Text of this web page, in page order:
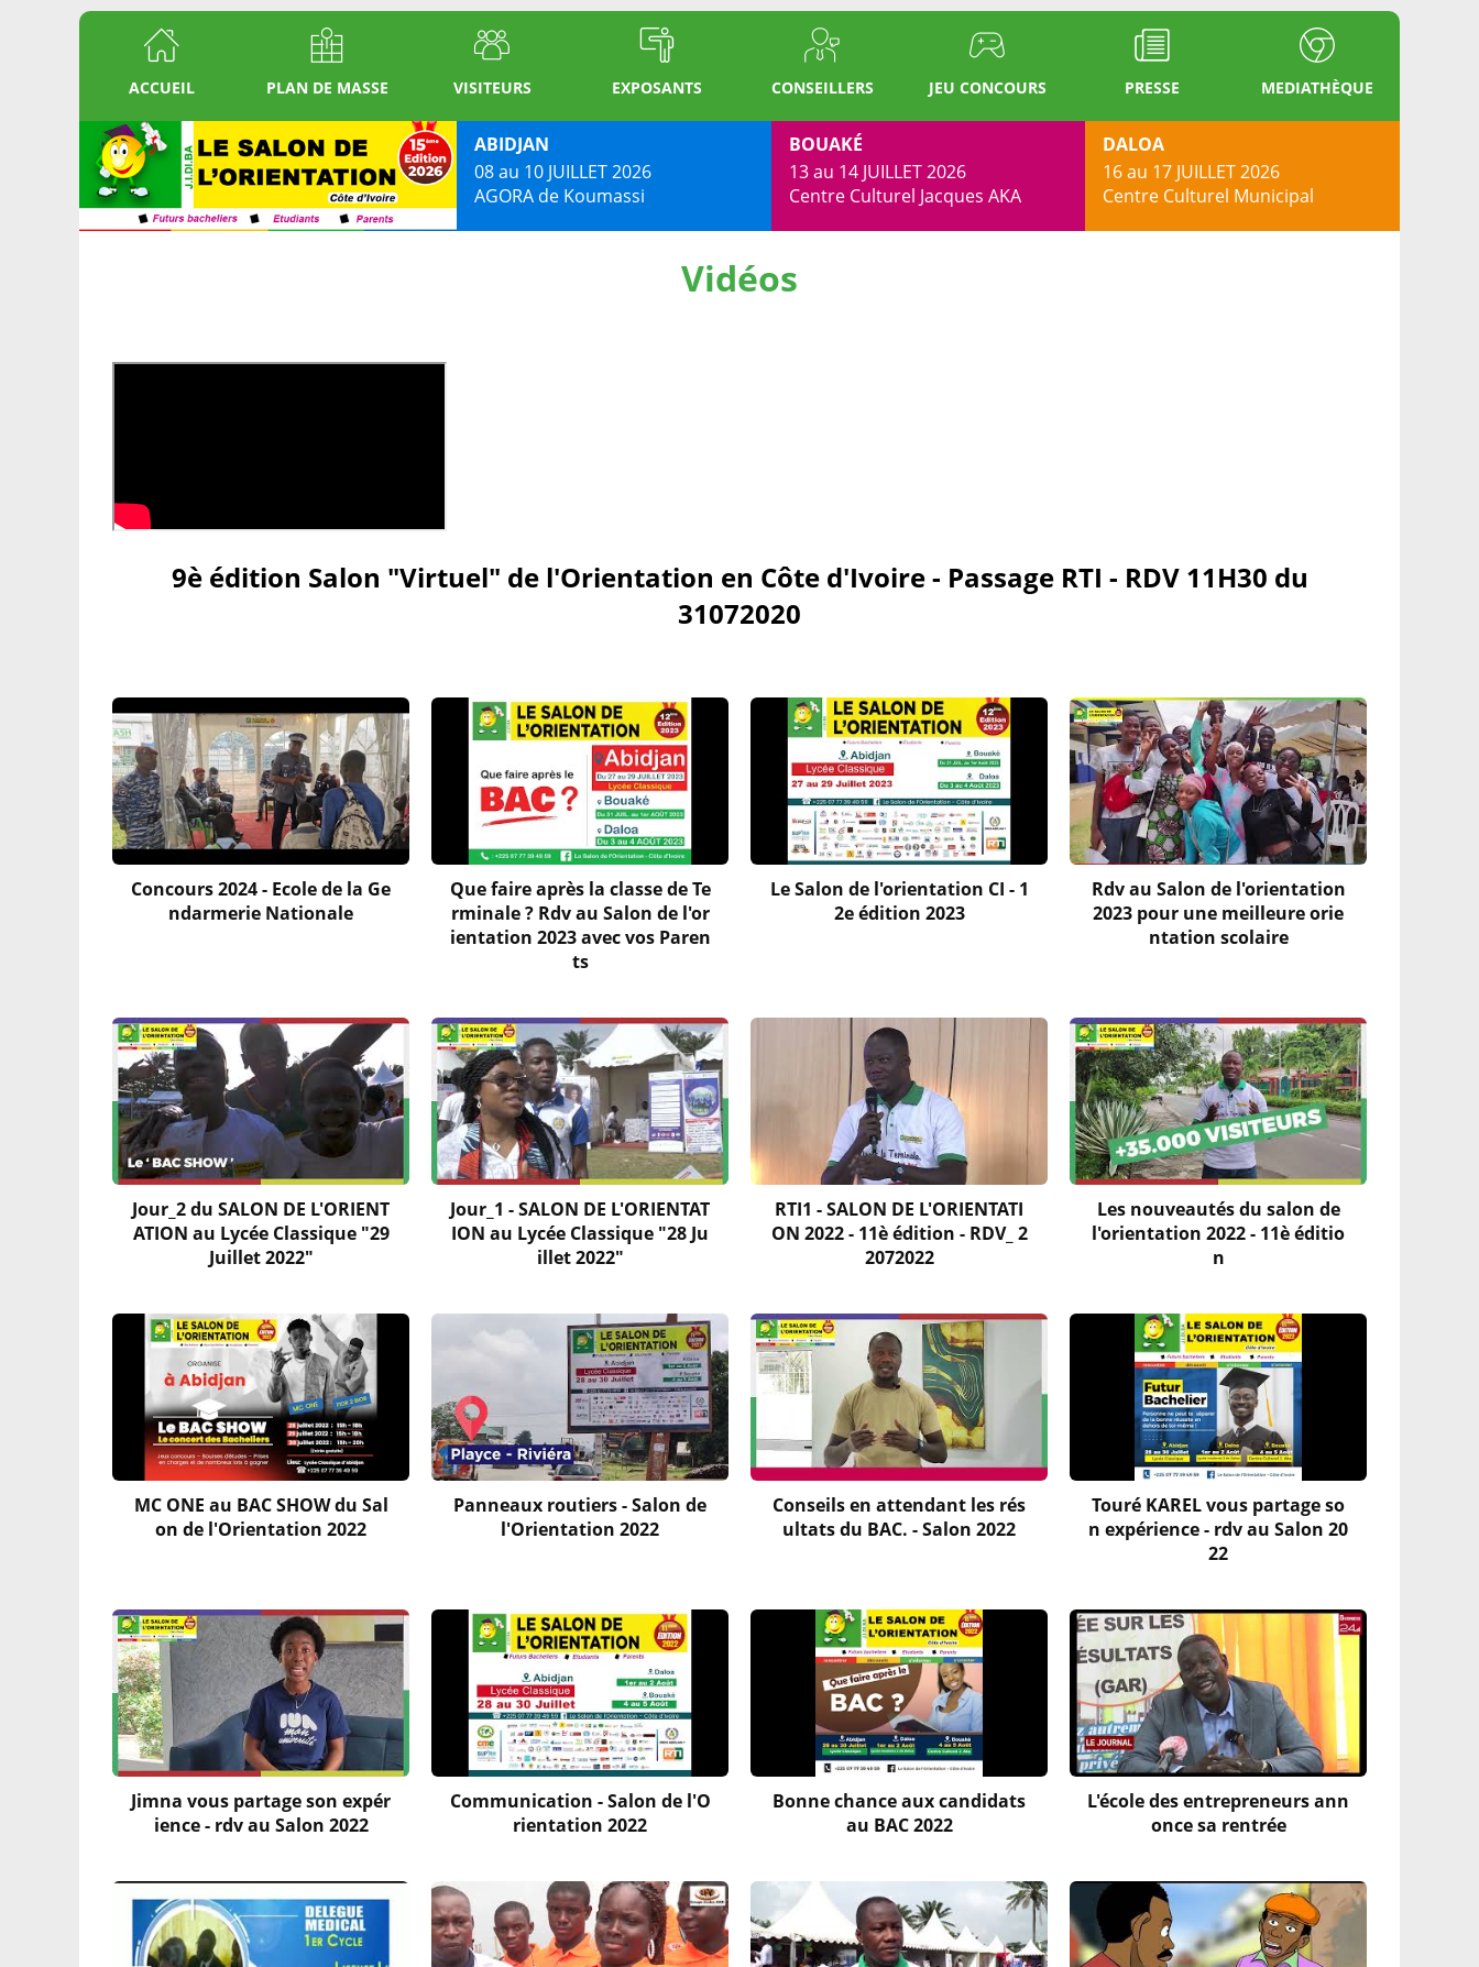
ACCUEIL PLAN DE MASSE VISITEURS EXPOSANTS CONSEILLERS JEU CONCOURS PRESSE MEDIATHÈQUE
ABIDJAN
08 au 10 JUILLET 2026
AGORA de Koumassi
BOUAKÉ
13 au 14 JUILLET 2026
Centre Culturel Jacques AKA
DALOA
16 au 17 JUILLET 2026
Centre Culturel Municipal
Vidéos
9è édition Salon "Virtuel" de l'Orientation en Côte d'Ivoire - Passage RTI - RDV 11H30 du
31072020
Concours 2024 - Ecole de la Ge
ndarmerie Nationale
Que faire après la classe de Te
rminale ? Rdv au Salon de l'or
ientation 2023 avec vos Paren
ts
Le Salon de l'orientation CI - 1
2e édition 2023
Rdv au Salon de l'orientation
2023 pour une meilleure orie
ntation scolaire
Jour_2 du SALON DE L'ORIENT
ATION au Lycée Classique "29
Juillet 2022"
Jour_1 - SALON DE L'ORIENTAT
ION au Lycée Classique "28 Ju
illet 2022"
RTI1 - SALON DE L'ORIENTATI
ON 2022 - 11è édition - RDV_ 2
2072022
Les nouveautés du salon de
l'orientation 2022 - 11è éditio
n
MC ONE au BAC SHOW du Sal
on de l'Orientation 2022
Panneaux routiers - Salon de
l'Orientation 2022
Conseils en attendant les rés
ultats du BAC. - Salon 2022
Touré KAREL vous partage so
n expérience - rdv au Salon 20
22
Jimna vous partage son expér
ience - rdv au Salon 2022
Communication - Salon de l'O
rientation 2022
Bonne chance aux candidats
au BAC 2022
L'école des entrepreneurs ann
once sa rentrée